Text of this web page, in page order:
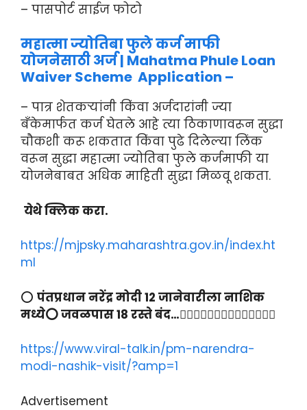
– पासपोर्ट साईज फोटो
महात्मा ज्योतिबा फुले कर्ज माफी
योजनेसाठी अर्ज | Mahatma Phule Loan
Waiver Scheme Application –
– पात्र शेतकऱ्यांनी किंवा अर्जदारांनी ज्या
बँकेमार्फत कर्ज घेतले आहे त्या ठिकाणावरून सुद्धा
चौकशी करू शकतात किंवा पुढे दिलेल्या लिंक
वरून सुद्धा महात्मा ज्योतिबा फुले कर्जमाफी या
योजनेबाबत अधिक माहिती सुद्धा मिळवू शकता.
येथे क्लिक करा.
https://mjpsky.maharashtra.gov.in/index.ht
ml
⭕ पंतप्रधान नरेंद्र मोदी 12 जानेवारीला नाशिक
मध्ये⭕ जवळपास 18 रस्ते बंद…👇🏻👇🏻👇🏻👇🏻👇🏻👇🏻👇🏻
https://www.viral-talk.in/pm-narendra-
modi-nashik-visit/?amp=1
Advertisement